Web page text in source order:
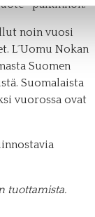
-palkinnon.
noin vuosi
L´Uomu Nokan
Suomen
Suomalaista
vuorossa ovat
tuottamista.